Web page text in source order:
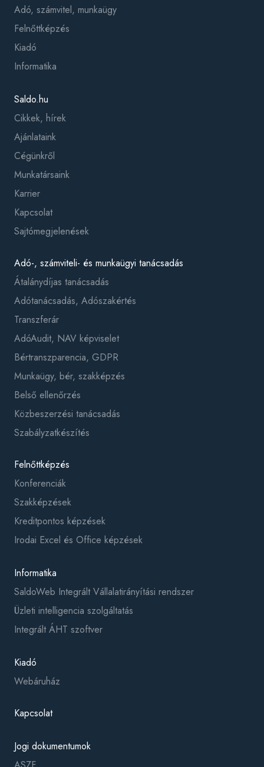
Adó, számvitel, munkaügy
Felnőttképzés
Kiadó
Informatika
Saldo.hu
Cikkek, hírek
Ajánlataink
Cégünkről
Munkatársaink
Karrier
Kapcsolat
Sajtómegjelenések
Adó-, számviteli- és munkaügyi tanácsadás
Átalánydíjas tanácsadás
Adótanácsadás, Adószakértés
Transzferár
AdóAudit, NAV képviselet
Bértranszparencia, GDPR
Munkaügy, bér, szakképzés
Belső ellenőrzés
Közbeszerzési tanácsadás
Szabályzatkészítés
Felnőttképzés
Konferenciák
Szakképzések
Kreditpontos képzések
Irodai Excel és Office képzések
Informatika
SaldoWeb Integrált Vállalatirányítási rendszer
Üzleti intelligencia szolgáltatás
Integrált ÁHT szoftver
Kiadó
Webáruház
Kapcsolat
Jogi dokumentumok